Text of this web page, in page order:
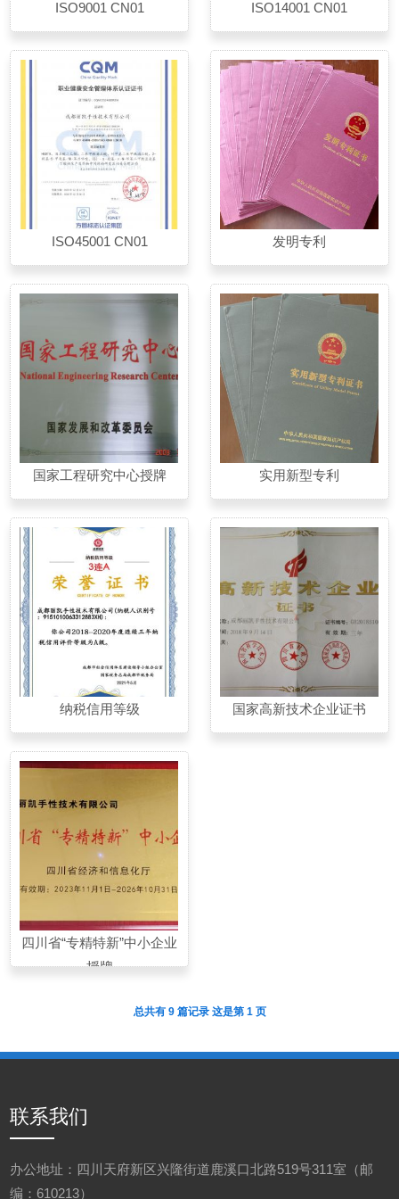
ISO9001 CN01 ISO14001 CN01
ISO45001 CN01 发明专利
国家工程研究中心授牌 实用新型专利
纳税信用等级 国家高新技术企业证书
四川省“专精特新”中小企业
授牌
总共有 9 篇记录 这是第 1 页
联系我们
办公地址：四川天府新区兴隆街道鹿溪口北路519号311室（邮
编：610213）